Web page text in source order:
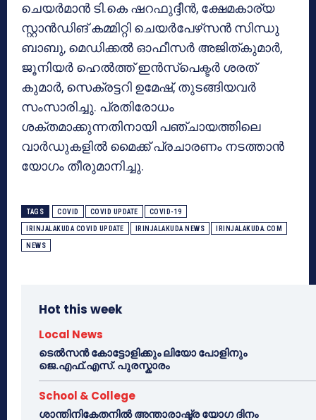
ചെയര്‍മാന്‍ ടി.കെ ഷറഫുദ്ദീന്‍, ക്ഷേമകാര്യ
സ്റ്റാന്‍ഡിങ് കമ്മിറ്റി ചെയര്‍പേഴ്‌സന്‍ സിന്ധു
ബാബു, മെഡിക്കല്‍ ഓഫീസര്‍ അജിത്കുമാര്‍,
ജൂനിയര്‍ ഹെല്‍ത്ത് ഇന്‍സ്‌പെക്ടര്‍ ശരത്
കുമാര്‍, സെക്രട്ടറി ഉമേഷ്, തുടങ്ങിയവര്‍
സംസാരിച്ചു. പ്രതിരോധം
ശക്തമാക്കുന്നതിനായി പഞ്ചായത്തിലെ
വാര്‍ഡുകളില്‍ മൈക്ക് പ്രചാരണം നടത്താന്‍
യോഗം തീരുമാനിച്ചു.
TAGS COVID COVID UPDATE COVID-19
IRINJALAKUDA COVID UPDATE IRINJALAKUDA NEWS IRINJALAKUDA.COM
NEWS
Hot this week
Local News
ടെൽസൻ കോട്ടോളിക്കും ലിയോ പോളിനും
ജെ.എഫ്.എസ്. പുരസ്കാരം
School & College
ശാന്തിനികേതനിൽ അന്താരാഷ്ട്ര യോഗ ദിനം